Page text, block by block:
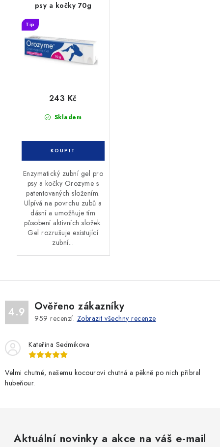
psy a kočky 70g
Tip
Skladem
243 Kč
Enzymatický zubní gel pro
psy a kočky Orozyme s
patentovaných složením.
Ulpívá na povrchu zubů a
dásní a umožňuje tím
působení aktivních složek.
Gel rozrušuje existující
zubní...
4.9 Ověřeno zákazníky
959 recenzí. Zobrazit všechny recenze
Kateřina Sedmikova
Velmi chutné, našemu kocourovi chutná a pěkně po nich přibral
hubeňour.
Aktuální novinky a akce na váš e-mail